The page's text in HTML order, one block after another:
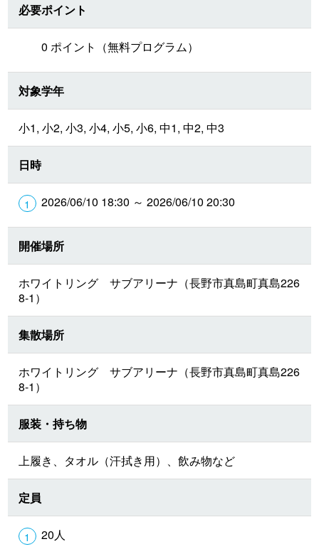
必要ポイント
0 ポイント（無料プログラム）
対象学年
小1, 小2, 小3, 小4, 小5, 小6, 中1, 中2, 中3
日時
2026/06/10 18:30 ～ 2026/06/10 20:30
開催場所
ホワイトリング サブアリーナ（長野市真島町真島226
8-1）
集散場所
ホワイトリング サブアリーナ（長野市真島町真島226
8-1）
服装・持ち物
上履き、タオル（汗拭き用）、飲み物など
定員
20人